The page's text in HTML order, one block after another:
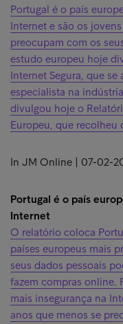
Portugal é o país
Internet e são os
preocupam com os
estudo europeu hoje
Internet Segura, que
especialista na
divulgou hoje o
Europeu, que recolheu
In JM Online | 07-02-
Portugal é o país
Internet
O relatório coloca
países europeus mais
seus dados pessoais
fazem compras online.
mais insegurança na
anos que menos se